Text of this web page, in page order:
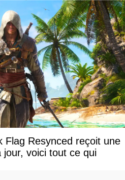
Flag Resynced reçoit une
jour, voici tout ce qui